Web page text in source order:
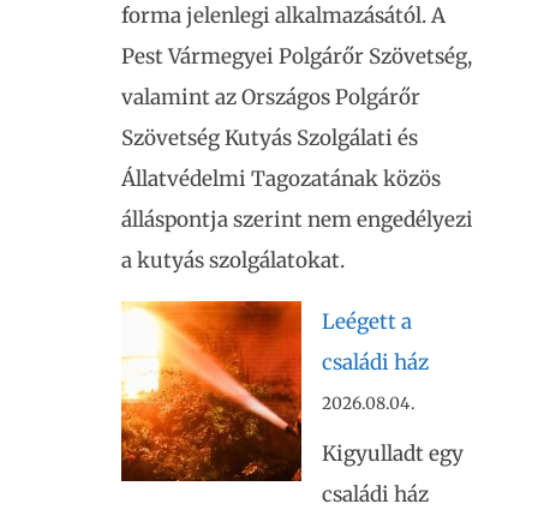
forma jelenlegi alkalmazásától. A
Pest Vármegyei Polgárőr Szövetség,
valamint az Országos Polgárőr
Szövetség Kutyás Szolgálati és
Állatvédelmi Tagozatának közös
álláspontja szerint nem engedélyezi
a kutyás szolgálatokat.
Leégett a
családi ház
2026.08.04.
Kigyulladt egy
családi ház